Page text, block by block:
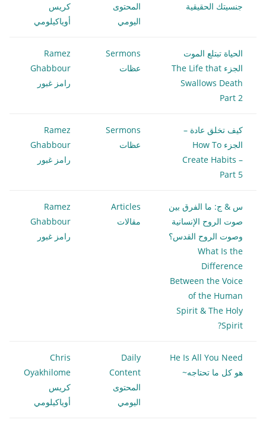
جنسيتك الحقيقية
المحتوى
اليومي
كريس
أوياكيلومي
الحياة تبتلع الموت
الجزء The Life that
Swallows Death
Part 2
Sermons
عظات
Ramez
Ghabbour
رامز غبور
كيف تخلق عادة –
الجزء How To
Create Habits –
Part 5
Sermons
عظات
Ramez
Ghabbour
رامز غبور
س & ج: ما الفرق بين
صوت الروح الإنسانية
وصوت الروح القدس؟
What Is the
Difference
Between the Voice
of the Human
Spirit & The Holy
Spirit?
Articles
مقالات
Ramez
Ghabbour
رامز غبور
He Is All You Need
هو كل ما تحتاجه~
Daily
Content
المحتوى
اليومي
Chris
Oyakhilome
كريس
أوياكيلومي